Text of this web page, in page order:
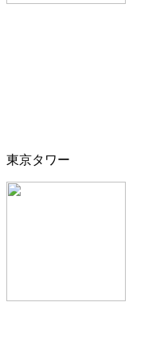
東京タワー